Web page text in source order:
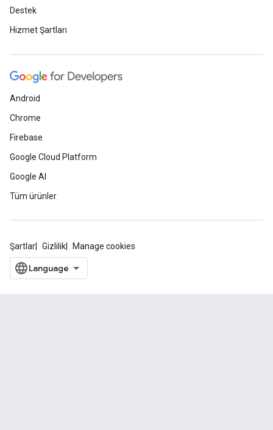
Destek
Hizmet Şartları
Android
Chrome
Firebase
Google Cloud Platform
Google AI
Tüm ürünler
Şartlar Gizlilik Manage cookies